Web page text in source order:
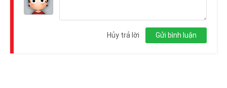
Gửi bình luận
Hủy trả lời